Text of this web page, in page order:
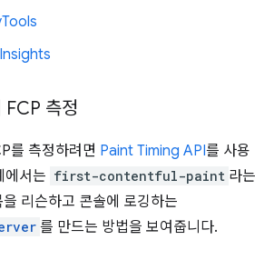
측정
를 측정하려면 Paint Timing API를 사용
에서는 first-contentful-paint 라는
을 리슨하고 콘솔에 로깅하는
를 만드는 방법을 보여줍니다.